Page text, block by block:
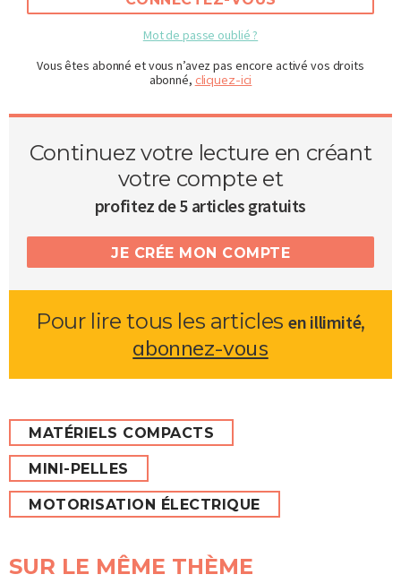
Mot de passe oublié ?
Vous êtes abonné et vous n’avez pas encore activé vos droits
abonné, cliquez-ici
Continuez votre lecture en créant
votre compte et
profitez de 5 articles gratuits
JE CRÉE MON COMPTE
Pour lire tous les articlesen illimité,
abonnez-vous
MATÉRIELS COMPACTS
MINI-PELLES
MOTORISATION ÉLECTRIQUE
SUR LE MÊME THÈME